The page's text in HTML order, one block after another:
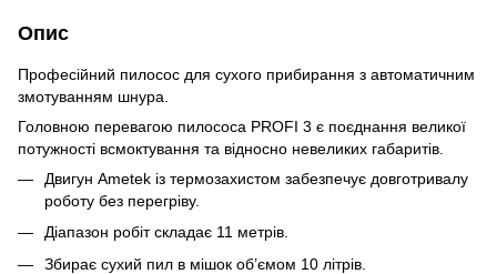
Опис
Професійний пилосос для сухого прибирання з автоматичним
змотуванням шнура.
Головною перевагою пилососа PROFI 3 є поєднання великої
потужності всмоктування та відносно невеликих габаритів.
Двигун Ametek із термозахистом забезпечує довготривалу
роботу без перегріву.
Діапазон робіт складає 11 метрів.
Збирає сухий пил в мішок об’ємом 10 літрів.